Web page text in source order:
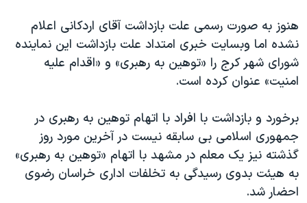
قانون شفافیت دارائی کادر رهبری ایران
اعتراضات مردمی آبان ۹۸
اسرائیل در جنگ
همایش محافظه‌کاران آمریکا «سی‌پک»
صفحه‌های ویژه
سفر پرزیدنت ترامپ به چین
هنوز به صورت رسمی علت بازداشت آقای اردکانی اعلام
نشده اما وبسایت خبری امتداد علت بازداشت این نماینده
شورای شهر کرج را «توهین به رهبری» و «اقدام علیه
امنیت» عنوان کرده است.
برخورد و بازداشت با افراد با اتهام توهین به رهبری در
جمهوری اسلامی بی سابقه نیست در آخرین مورد روز
گذشته نیز یک معلم در مشهد با اتهام «توهین به رهبری»
به هیئت بدوی رسیدگی به تخلفات اداری خراسان رضوی
احضار شد.